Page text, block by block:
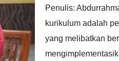
Penulis:
kurikulum adalah
yang melibatkan